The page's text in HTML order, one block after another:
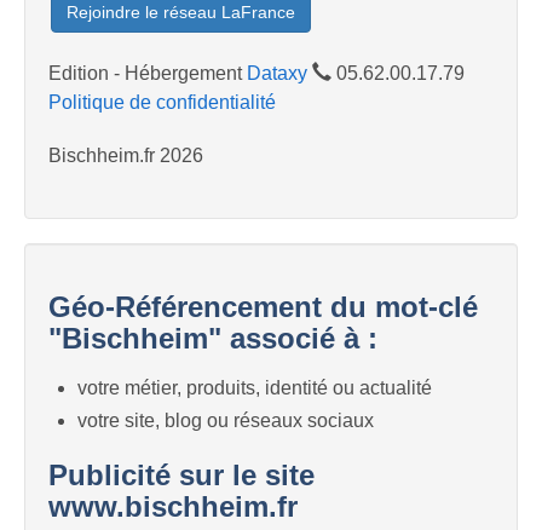
Rejoindre le réseau LaFrance
Edition - Hébergement Dataxy
05.62.00.17.79
Politique de confidentialité
Bischheim.fr 2026
Géo-Référencement du mot-clé
"Bischheim" associé à :
votre métier, produits, identité ou actualité
votre site, blog ou réseaux sociaux
Publicité sur le site
www.bischheim.fr